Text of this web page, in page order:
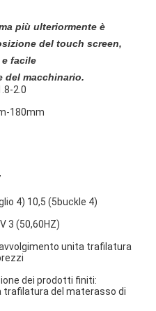
più ulteriormente è
del touch screen,
facile
del macchinario.
2.0
180mm
4) 10,5 (5buckle 4)
3 (50,60HZ)
unita trafilatura
dei prodotti finiti:
trafilatura del materasso di